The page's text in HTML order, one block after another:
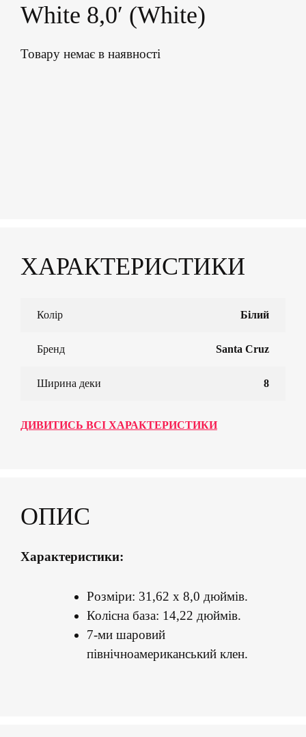
White 8,0′ (White)
Товару немає в наявності
ХАРАКТЕРИСТИКИ
Колір Білий
Бренд Santa Cruz
Ширина деки 8
ДИВИТИСЬ ВСІ ХАРАКТЕРИСТИКИ
ОПИС
Характеристики:
Розміри: 31,62 х 8,0 дюймів.
Колісна база: 14,22 дюймів.
7-ми шаровий
північноамериканський клен.